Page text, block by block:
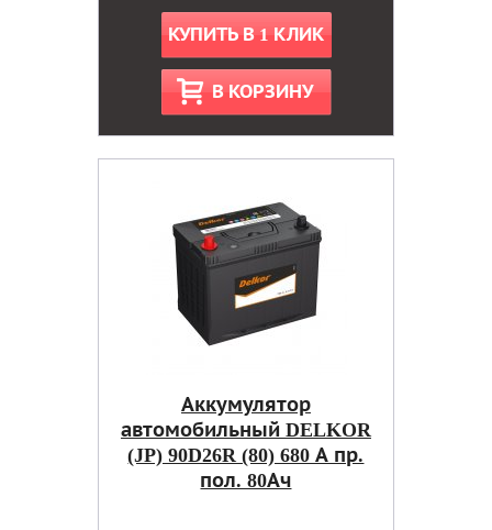
КУПИТЬ В 1 КЛИК
В КОРЗИНУ
Аккумулятор
автомобильный DELKOR
(JP) 90D26R (80) 680 А пр.
пол. 80Ач